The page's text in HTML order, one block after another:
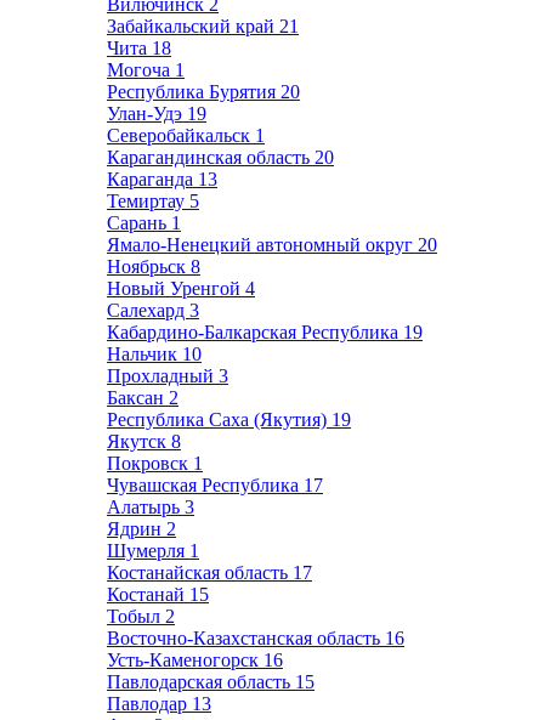
Вилючинск 2
Забайкальский край 21
Чита 18
Могоча 1
Республика Бурятия 20
Улан-Удэ 19
Северобайкальск 1
Карагандинская область 20
Караганда 13
Темиртау 5
Сарань 1
Ямало-Ненецкий автономный округ 20
Ноябрьск 8
Новый Уренгой 4
Салехард 3
Кабардино-Балкарская Республика 19
Нальчик 10
Прохладный 3
Баксан 2
Республика Саха (Якутия) 19
Якутск 8
Покровск 1
Чувашская Республика 17
Алатырь 3
Ядрин 2
Шумерля 1
Костанайская область 17
Костанай 15
Тобыл 2
Восточно-Казахстанская область 16
Усть-Каменогорск 16
Павлодарская область 15
Павлодар 13